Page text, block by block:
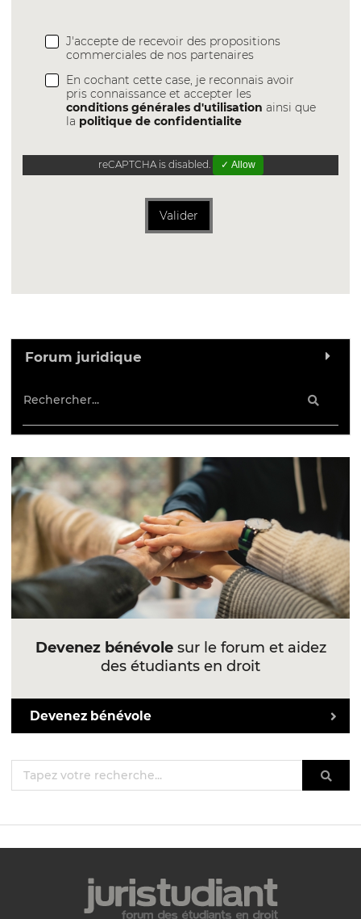
J'accepte de recevoir des propositions
commerciales de nos partenaires
En cochant cette case, je reconnais avoir
pris connaissance et accepter les
conditions générales d'utilisation ainsi que
la politique de confidentialite
reCAPTCHA is disabled. ✓ Allow
Valider
Forum juridique
Devenez bénévolesur le forum et aidez
des étudiants en droit
Devenez bénévole